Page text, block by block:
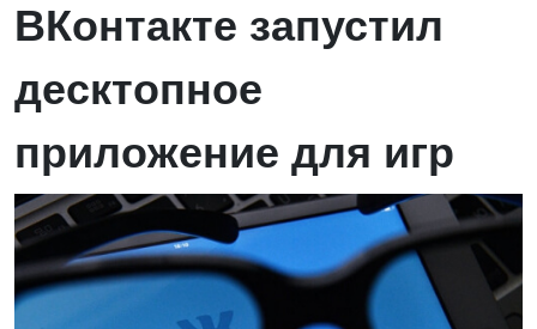
ВКонтакте запустил
десктопное
приложение для игр